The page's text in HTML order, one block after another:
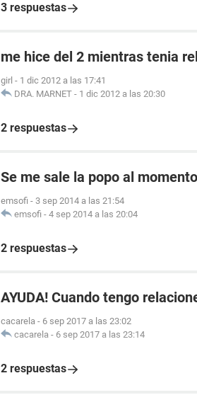
3 respuestas
me hice del 2 mientras tenia
girl - 1 dic 2012 a las 17:41
DRA. MARNET - 1 dic 2012 a las 20:30
2 respuestas
Se me sale la popo al
emsofi - 3 sep 2014 a las 21:54
emsofi - 4 sep 2014 a las 20:04
2 respuestas
AYUDA! Cuando tengo
cacarela - 6 sep 2017 a las 23:02
cacarela - 6 sep 2017 a las 23:14
2 respuestas